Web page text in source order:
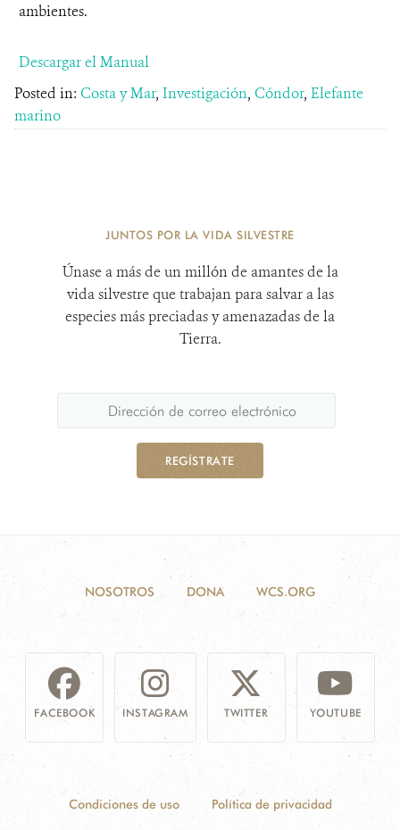
ambientes.
Descargar el Manual
Posted in: Costa y Mar, Investigación, Cóndor, Elefante
marino
JUNTOS POR LA VIDA SILVESTRE
Únase a más de un millón de amantes de la
vida silvestre que trabajan para salvar a las
especies más preciadas y amenazadas de la
Tierra.
REGÍSTRATE
NOSOTROS DONA WCS.ORG
FACEBOOK INSTAGRAM TWITTER YOUTUBE
Condiciones de uso Política de privacidad